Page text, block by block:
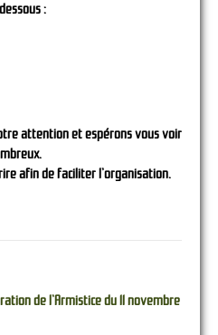
:
attention et espérons vous voir
afin de faciliter l’organisation.
de l’Armistice du 11 novembre